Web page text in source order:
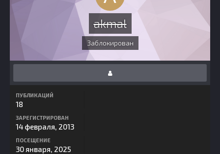
akmal
Заблокирован
ПУБЛИКАЦИЙ
18
ЗАРЕГИСТРИРОВАН
14 февраля, 2013
ПОСЕЩЕНИЕ
30 января, 2025